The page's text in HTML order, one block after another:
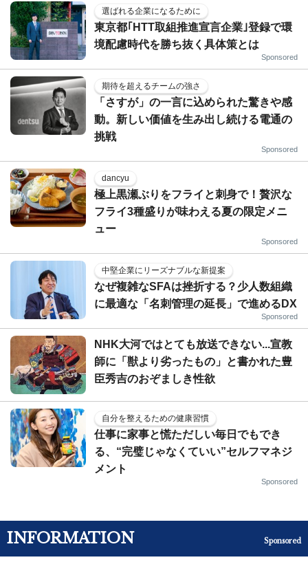
選ばれる企業になるために
東京都｢HTT取組推進宣言企業｣登録で環
境配慮時代を勝ち抜く具体策とは
Sponsored
期待を超えるチームの強さ
「さすが」の一言に込められた驚きや感
動。新しい価値を生み出し続ける電通の
挑戦
Sponsored
dancyu
極上黒瀬ぶりをフライと刺身で！贅沢な
フライ3種盛りが味わえる夏の限定メニ
ュー
Sponsored
中堅企業にリーズナブルな新提案
なぜ複雑なSFAは挫折する？少人数組織
に最適な「名刺管理の延長」で進めるDX
Sponsored
NHK大河ではとても放送できない...宣教
師に「獣より劣ったもの」と書かれた豊
臣秀吉のおぞましき性欲
自分を整えるための健康習慣
仕事に家事と慌ただしい毎日でもでき
る、“完璧じゃなくていい”セルフマネジ
メント
Sponsored
INFORMATION Sponsored